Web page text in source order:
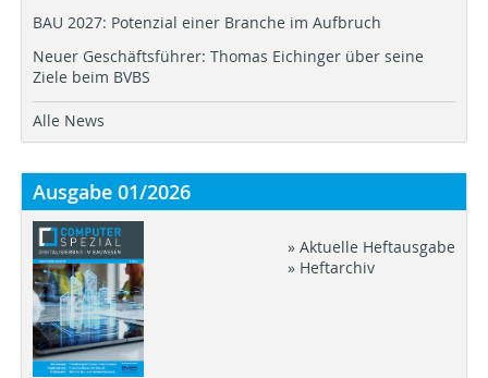
BAU 2027: Potenzial einer Branche im Aufbruch
Neuer Geschäftsführer: Thomas Eichinger über seine
Ziele beim BVBS
Alle News
Ausgabe 01/2026
» Aktuelle Heftausgabe
» Heftarchiv